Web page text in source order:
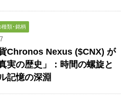
類･銘柄
Chronos Nexus ($CNX) が
実の歴史」：時間の螺旋と
記憶の深淵